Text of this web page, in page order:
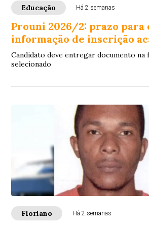
Educação Há 2 semanas
Prouni 2026/2: prazo
informação de inscrição
Candidato deve entregar documento na
selecionado
Floriano Há 2 semanas